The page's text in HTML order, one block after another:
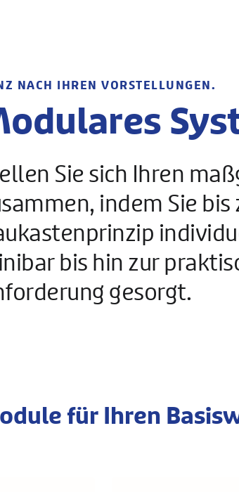
NACH IHREN VORSTELLUNGEN.
Sie sich Ihren
indem Sie
bis hin zur
gesorgt.
für Ihren